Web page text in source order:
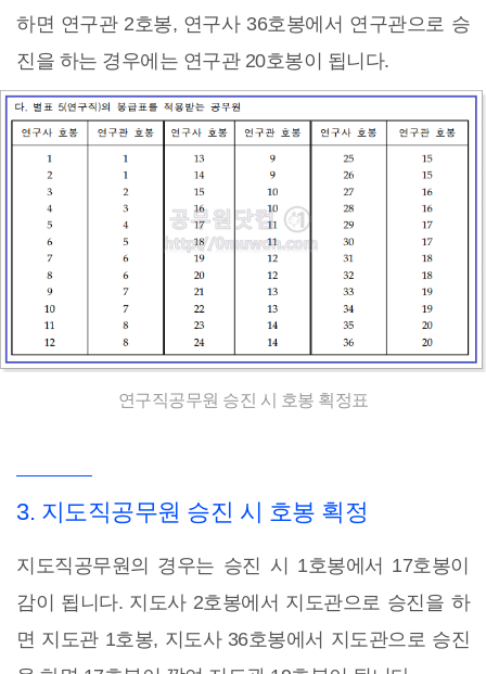
하면 연구관 2호봉, 연구사 36호봉에서 연구관으로 승
진을 하는 경우에는 연구관 20호봉이 됩니다.
연구직공무원 승진 시 호봉 획정표
3. 지도직공무원 승진 시 호봉 획정
지도직공무원의 경우는 승진 시 1호봉에서 17호봉이
감이 됩니다. 지도사 2호봉에서 지도관으로 승진을 하
면 지도관 1호봉, 지도사 36호봉에서 지도관으로 승진